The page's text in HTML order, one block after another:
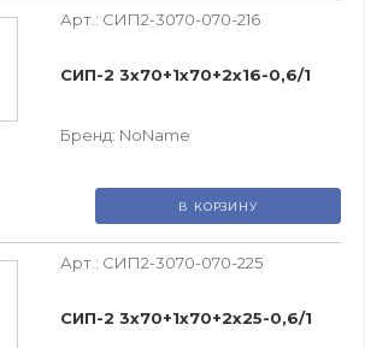
Арт.: СИП2-3070-070-216
СИП-2 3х70+1х70+2х16-0,6/1
Бренд: NoName
В КОРЗИНУ
Арт.: СИП2-3070-070-225
СИП-2 3х70+1х70+2х25-0,6/1